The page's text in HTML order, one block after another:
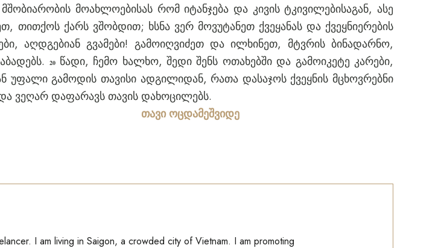
მშობიარობის მოახლოებისას რომ იტანჯება და კივის ტკივილებისაგან, ასე
თითქოს ქარს ვშობდით; ხსნა ვერ მოვუტანეთ ქვეყანას და ქვეყნიერების
აღდგებიან გვამები! გამოიღვიძეთ და ილხინეთ, მტვრის ბინადარნო,
20წადი, ჩემო ხალხო, შედი შენს ოთახებში და გამოიკეტე კარები,
უფალი გამოდის თავისი ადგილიდან, რათა დასაჯოს ქვეყნის მცხოვრებნი
ვეღარ დაფარავს თავის დახოცილებს.
თავი ოცდამეშვიდე
I am living in Saigon, a crowded city of Vietnam. I am promoting